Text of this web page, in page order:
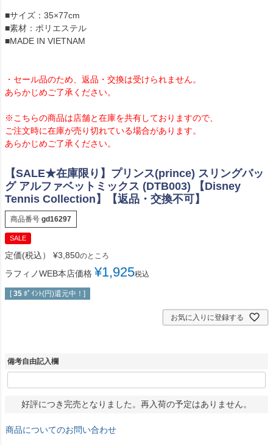
■サイズ：35×77cm
■素材：ポリエステル
■MADE IN VIETNAM
・セール品のため、返品・交換は受けられません。
あらかじめご了承ください。
※こちらの商品は店舗と在庫を共有しておりますので、
ご注文時に在庫が売り切れている場合があります。
あらかじめご了承ください。
【SALE★在庫限り】プリンス(prince) スリングバッ
グ アルファベットミックス (DTB003) 【Disney
Tennis Collection】【返品・交換不可】
商品番号 gd16297
SALE
定価(税込） ¥3,850のところ
ラフィノWEB本店価格 ¥1,925税込
[ 35 ﾎﾟｲﾝﾄ(円)還元中！]
お気に入りに登録する
備考自由記入欄
好評につき完売となりました。再入荷の予定はありません。
商品についてのお問い合わせ